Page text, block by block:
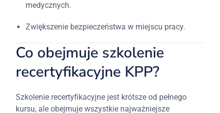
medycznych.
Zwiększenie bezpieczeństwa w miejscu pracy.
Co obejmuje szkolenie
recertyfikacyjne KPP?
Szkolenie recertyfikacyjne jest krótsze od pełnego
kursu, ale obejmuje wszystkie najważniejsze